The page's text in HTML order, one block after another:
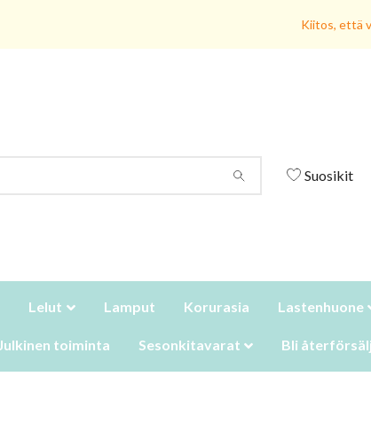
Kiitos, että
Suosikit
Lelut Lamput Korurasia Lastenhuone
toiminta Sesonkitavarat Bli